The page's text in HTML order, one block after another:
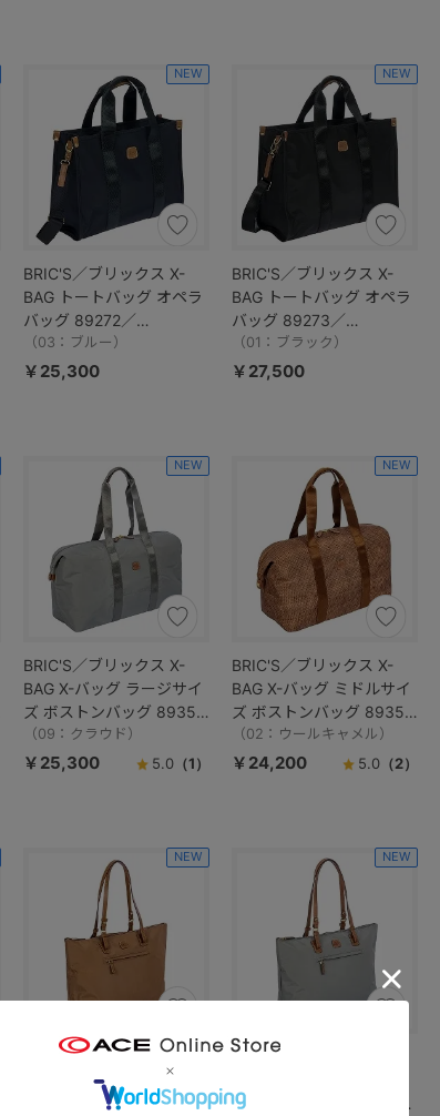
BRIC'S／ブリックス X-
BAG トートバッグ オペラ
バッグ 89272／
BXG45854
（03：ブルー）
NEW
￥25,300
BRIC'S／ブリックス X-
BAG トートバッグ オペラ
バッグ 89273／
BXG45852
（01：ブラック）
NEW
￥27,500
BRIC'S／ブリックス X-
BAG X-バッグ ラージサイ
ズ ボストンバッグ 89351
／BXG40202
（09：クラウド）
NEW
￥25,300 5.0 （1）
BRIC'S／ブリックス X-
BAG X-バッグ ミドルサイ
ズ ボストンバッグ 89352
／BXG40203
（02：ウールキャメル）
NEW
￥24,200 5.0 （2）
BRIC'S／ブリックス X-
BAG X-バッグ トートバッ
グ ラージサイズ 89353／
NEW
BRIC'S／ブリックス X-
グ ラージサイズ 89353／
NEW